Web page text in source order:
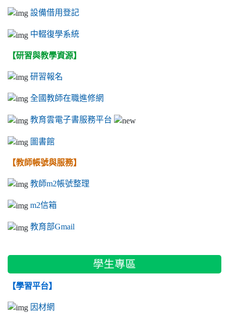
設備借用登記
中輟復學系統
【研習與教學資源】
研習報名
全國教師在職進修網
教育雲電子書服務平台
圖書館
【教師帳號與服務】
教師m2帳號整理
m2信箱
教育部Gmail
學生專區
【學習平台】
因材網